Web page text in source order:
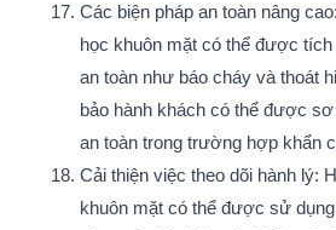
Các biện pháp an toàn nâng
học khuôn mặt có thể được
an toàn như báo cháy và thoát
bảo hành khách có thể được
an toàn trong trường hợp khẩn
Cải thiện việc theo dõi hành lý:
khuôn mặt có thể được sử